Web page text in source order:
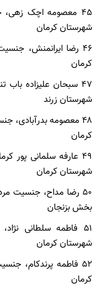
شهرستان کرمان
کرمان
شهرستان زرند
کرمان
شهرستان کرمان
بخش بزنجان
شهرستان کرمان
کرمان